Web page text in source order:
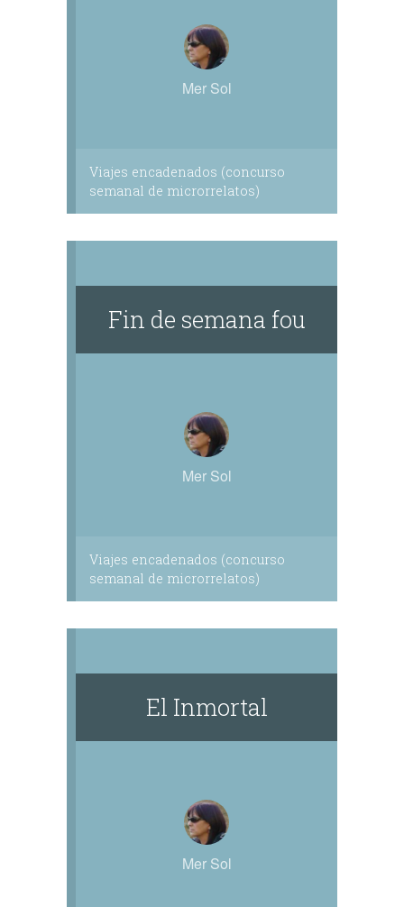
Mer Sol
Viajes encadenados (concurso
semanal de microrrelatos)
Fin de semana fou
Mer Sol
Viajes encadenados (concurso
semanal de microrrelatos)
El Inmortal
Mer Sol